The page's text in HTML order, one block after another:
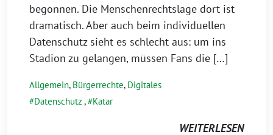
begonnen. Die Menschenrechtslage dort ist
dramatisch. Aber auch beim individuellen
Datenschutz sieht es schlecht aus: um ins
Stadion zu gelangen, müssen Fans die […]
Allgemein, Bürgerrechte, Digitales
Datenschutz , Katar
WEITERLESEN